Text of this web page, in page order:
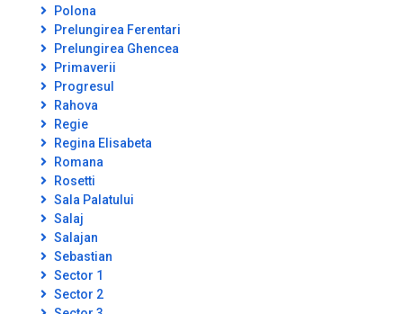
Polona
Prelungirea Ferentari
Prelungirea Ghencea
Primaverii
Progresul
Rahova
Regie
Regina Elisabeta
Romana
Rosetti
Sala Palatului
Salaj
Salajan
Sebastian
Sector 1
Sector 2